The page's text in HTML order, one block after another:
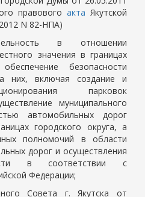
правового акта Якутской
N 82-НПА)
в отношении
значения в границах
безопасности
них, включая создание и
парковок
муниципального
автомобильных дорог
городского округа, а
полномочий в области
дорог и осуществления
в соответствии с
Федерации;
Совета г. Якутска от